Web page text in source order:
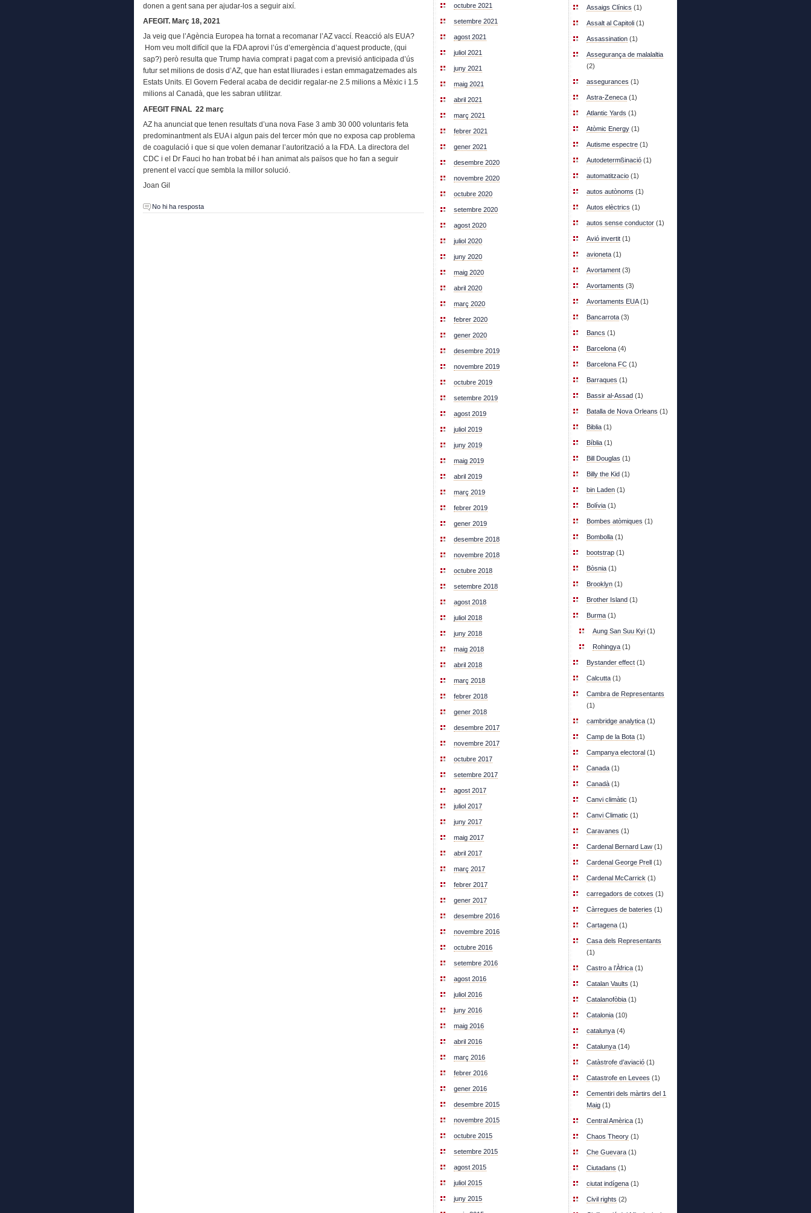
donen a gent sana per ajudar-los a seguir així.
AFEGIT. Març 18, 2021
Ja veig que l’Agència Europea ha tornat a recomanar l’AZ vaccí. Reacció als EUA?
Hom veu molt difícil que la FDA aprovi l’ús d’emergència d’aquest producte, (qui
sap?) però resulta que Trump havia comprat i pagat com a previsió anticipada d’ús
futur set milions de dosis d’AZ, que han estat lliurades i estan emmagatzemades als
Estats Units. El Govern Federal acaba de decidir regalar-ne 2.5 milions a Mèxic i 1.5
milions al Canadà, que les sabran utilitzar.
AFEGIT FINAL 22 març
AZ ha anunciat que tenen resultats d’una nova Fase 3 amb 30 000 voluntaris feta
predominantment als EUA i algun pais del tercer món que no exposa cap problema
de coagulació i que si que volen demanar l’autorització a la FDA. La directora del
CDC i el Dr Fauci ho han trobat bé i han animat als països que ho fan a seguir
prenent el vaccí que sembla la millor solució.
Joan Gil
No hi ha resposta
octubre 2021
setembre 2021
agost 2021
juliol 2021
juny 2021
maig 2021
abril 2021
març 2021
febrer 2021
gener 2021
desembre 2020
novembre 2020
octubre 2020
setembre 2020
agost 2020
juliol 2020
juny 2020
maig 2020
abril 2020
març 2020
febrer 2020
gener 2020
desembre 2019
novembre 2019
octubre 2019
setembre 2019
agost 2019
juliol 2019
juny 2019
maig 2019
abril 2019
març 2019
febrer 2019
gener 2019
desembre 2018
novembre 2018
octubre 2018
setembre 2018
agost 2018
juliol 2018
juny 2018
maig 2018
abril 2018
març 2018
febrer 2018
gener 2018
desembre 2017
novembre 2017
octubre 2017
setembre 2017
agost 2017
juliol 2017
juny 2017
maig 2017
abril 2017
març 2017
febrer 2017
gener 2017
desembre 2016
novembre 2016
octubre 2016
setembre 2016
agost 2016
juliol 2016
juny 2016
maig 2016
abril 2016
març 2016
febrer 2016
gener 2016
desembre 2015
novembre 2015
octubre 2015
setembre 2015
agost 2015
juliol 2015
juny 2015
Assaigs Clínics (1)
Assalt al Capitoli (1)
Assassination (1)
Assegurança de malalaltia
(2)
assegurances (1)
Astra-Zeneca (1)
Atlantic Yards (1)
Atòmic Energy (1)
Autisme espectre (1)
Autodetermßinació (1)
automatitzacio (1)
autos autònoms (1)
Autos elèctrics (1)
autos sense conductor (1)
Avió invertit (1)
avioneta (1)
Avortament (3)
Avortaments (3)
Avortaments EUA(1)
Bancarrota (3)
Bancs (1)
Barcelona (4)
Barcelona FC (1)
Barraques (1)
Bassir al-Assad (1)
Batalla de Nova Orleans (1)
Biblia (1)
Bíblia (1)
Bill Douglas (1)
Billy the Kid (1)
bin Laden (1)
Bolívia (1)
Bombes atòmiques (1)
Bombolla (1)
bootstrap (1)
Bòsnia (1)
Brooklyn (1)
Brother Island (1)
Burma (1)
Aung San Suu Kyi (1)
Rohingya (1)
Bystander effect (1)
Calcutta (1)
Cambra de Representants
(1)
cambridge analytica (1)
Camp de la Bota (1)
Campanya electoral (1)
Canada (1)
Canadà (1)
Canvi climàtic (1)
Canvi Climatic (1)
Caravanes (1)
Cardenal Bernard Law (1)
Cardenal George Prell (1)
Cardenal McCarrick (1)
carregadors de cotxes (1)
Càrregues de bateries (1)
Cartagena (1)
Casa dels Representants
(1)
Castro a l’Àfrica (1)
Catalan Vaults (1)
Catalanofòbia (1)
Catalonia (10)
catalunya (4)
Catalunya (14)
Catàstrofe d’aviació (1)
Catastrofe en Levees (1)
Cementiri dels màrtirs del 1
Maig (1)
Central Amèrica (1)
Chaos Theory (1)
Che Guevara (1)
Ciutadans (1)
ciutat indígena (1)
Civil rights (2)